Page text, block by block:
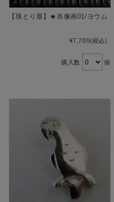
【珠とり屋】★肖像画01/ヨウム
¥7,700(税込)
購入数 個